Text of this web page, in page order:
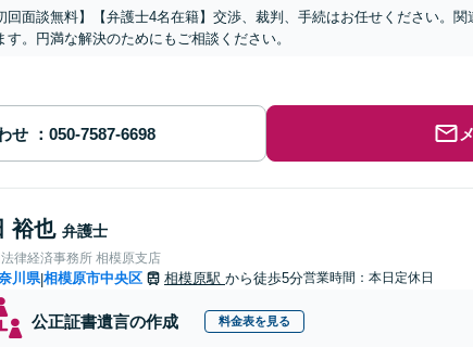
回面談無料】【弁護士4名在籍】交渉、裁判、手続はお任せください。
す。円満な解決のためにもご相談ください。
せ
裕也 弁護士
律経済事務所 相模原支店
川県|相模原市中央区 相模原駅 から徒歩5分営業時間：本日定休日
公正証書遺言の作成 料金表を見る